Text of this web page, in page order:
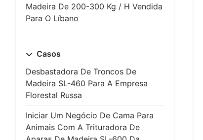
Madeira De 200-300 Kg / H Vendida
Para O Líbano
Casos
Desbastadora De Troncos De
Madeira SL-460 Para A Empresa
Florestal Russa
Iniciar Um Negócio De Cama Para
Animais Com A Trituradora De